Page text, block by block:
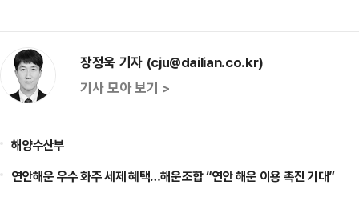
장정욱 기자 (cju@dailian.co.kr)
기사 모아 보기 >
해양수산부
연안해운 우수 화주 세제 혜택…해운조합 “연안 해운 이용 촉진 기대”